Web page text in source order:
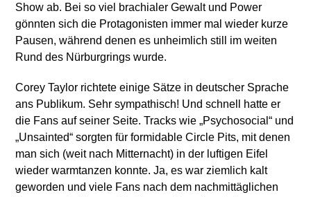
Show ab. Bei so viel brachialer Gewalt und Power
gönnten sich die Protagonisten immer mal wieder kurze
Pausen, während denen es unheimlich still im weiten
Rund des Nürburgrings wurde.
Corey Taylor richtete einige Sätze in deutscher Sprache
ans Publikum. Sehr sympathisch! Und schnell hatte er
die Fans auf seiner Seite. Tracks wie „Psychosocial“ und
„Unsainted“ sorgten für formidable Circle Pits, mit denen
man sich (weit nach Mitternacht) in der luftigen Eifel
wieder warmtanzen konnte. Ja, es war ziemlich kalt
geworden und viele Fans nach dem nachmittäglichen